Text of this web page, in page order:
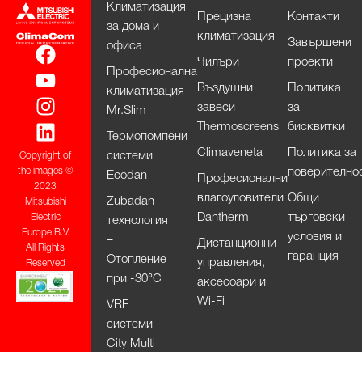
Copyright of
the images ©
2023
Mitsubishi
Electric
Europe B.V.
All Rights
Reserved
Климатизация
за дома и
офиса
Професионална
климатизация
Mr.Slim
Термопомпени
системи
Ecodan
Zubadan
технология
–
Отопление
при -30°С
VRF
системи –
City Multi
Прецизна
климатизация
Чилъри
Въздушни
завеси
Thermoscreens
Climaveneta
Професионални
влагоуловители
Dantherm
Дистанционни
управления,
аксесоари и
Wi-Fi
Контакти
Завършени
проекти
Политика
за
бисквитки
Политика за
Общи
търговски
условия и
гаранция